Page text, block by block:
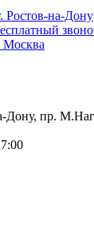
Ростов-на-Дону
Москва
Дону, пр.